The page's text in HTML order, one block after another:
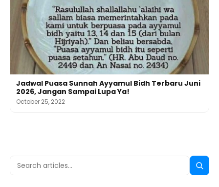
Jadwal Puasa Sunnah Ayyamul Bidh Terbaru Juni
2026, Jangan Sampai Lupa Ya!
October 25, 2022
Search
Search